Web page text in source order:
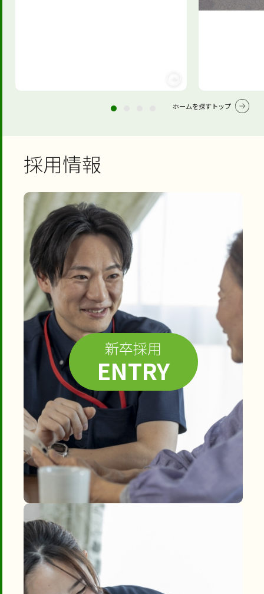
ホームを探すトップ
採用情報
新卒採用
ENTRY